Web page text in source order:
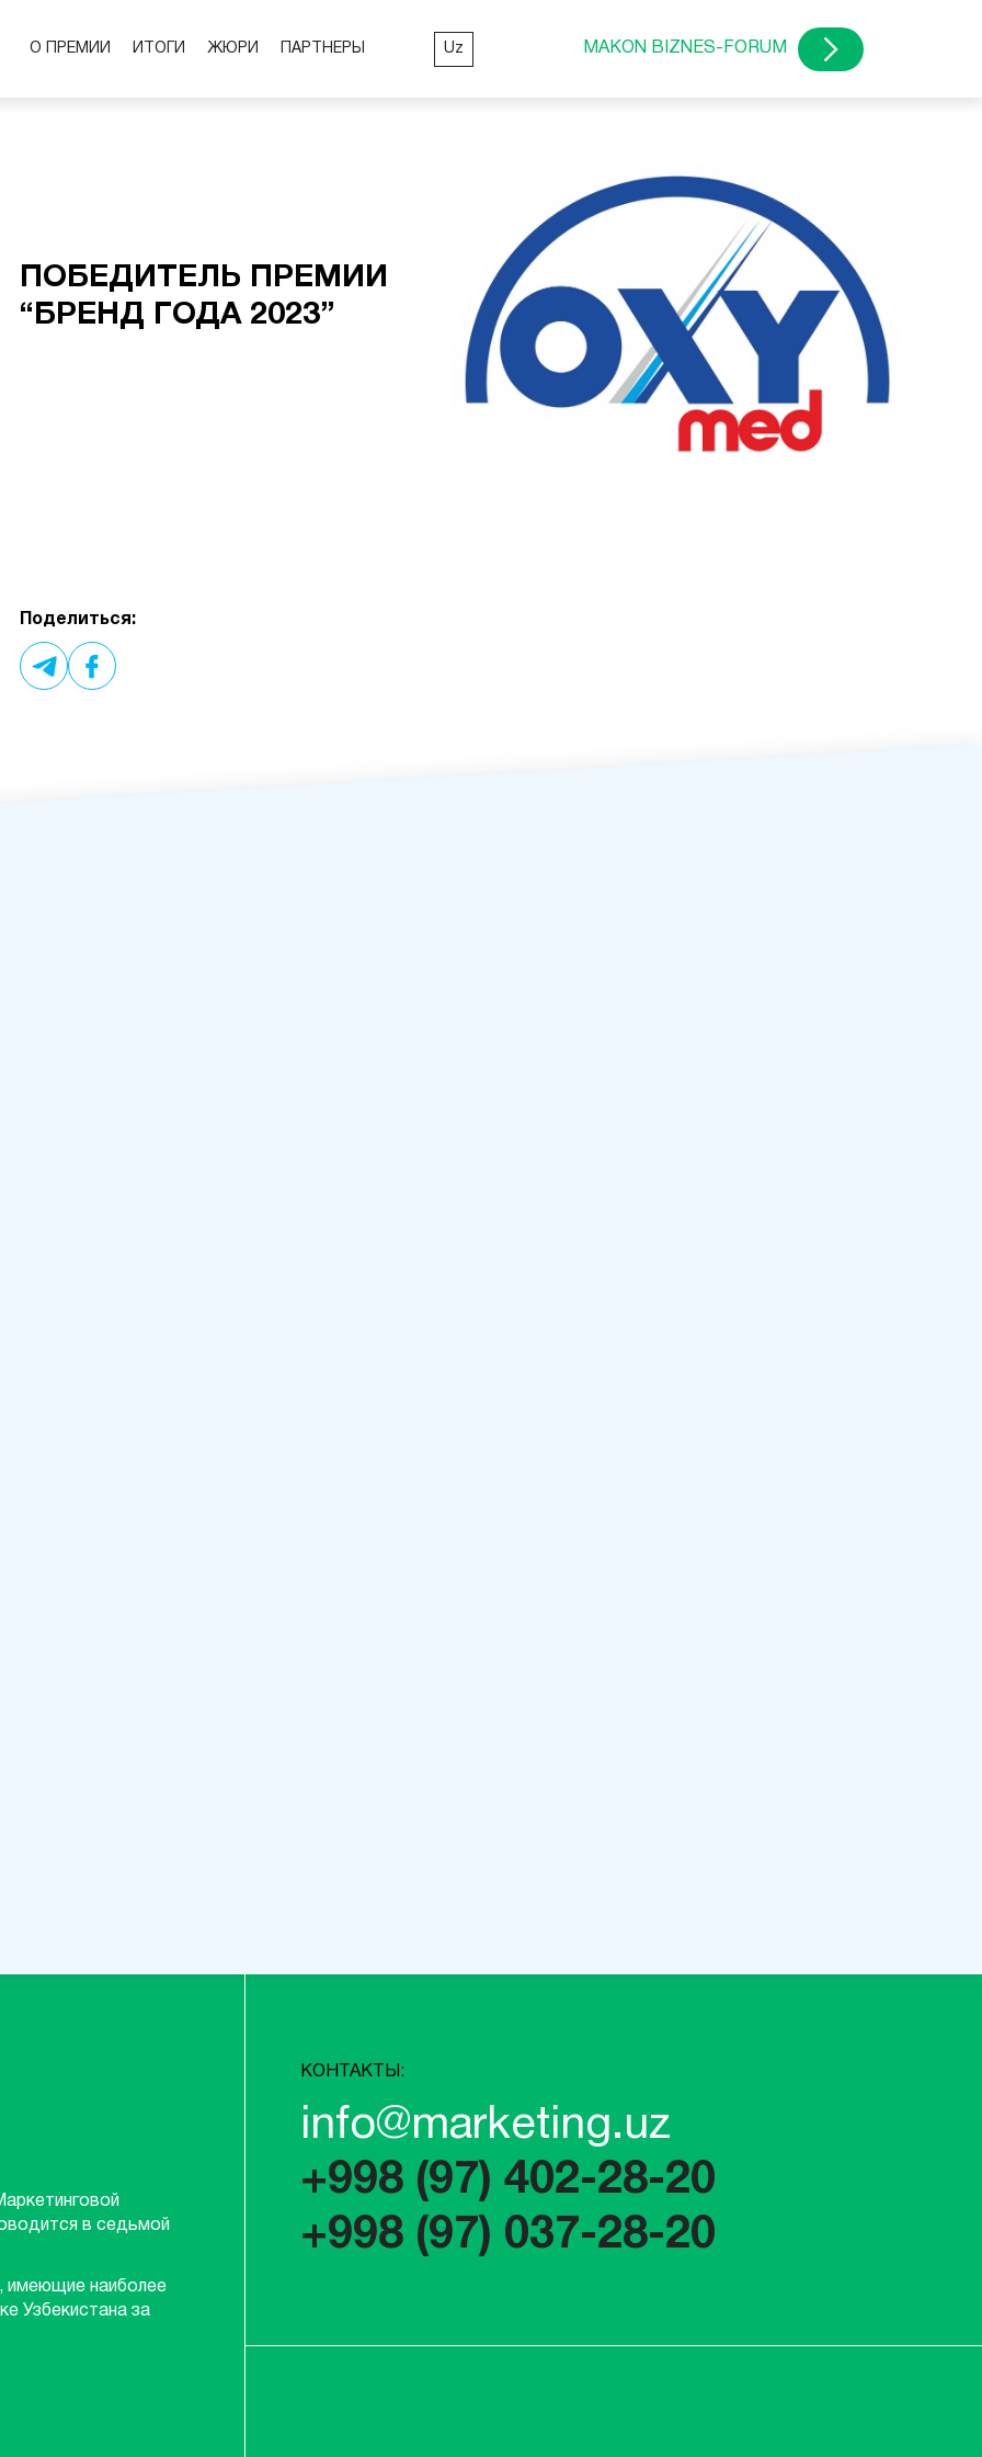
О ПРЕМИИ ИТОГИ ЖЮРИ ПАРТНЕРЫ Uz MAKON BIZNES-FORUM
ПОБЕДИТЕЛЬ ПРЕМИИ
“БРЕНД ГОДА 2023”
Поделиться:
в седьмой
имеющие наиболее
Узбекистана за
КОНТАКТЫ:
info@marketing.uz
+998 (97) 402-28-20
+998 (97) 037-28-20